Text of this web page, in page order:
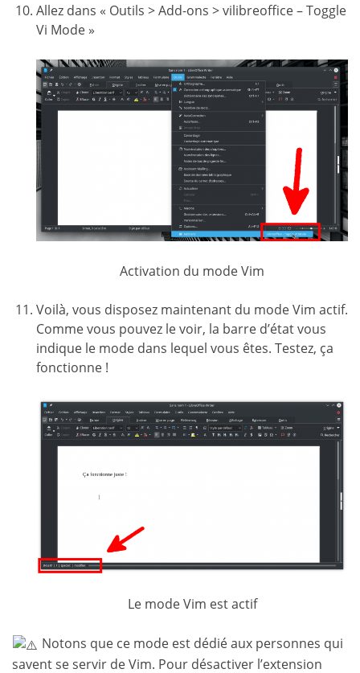
Allez dans « Outils > Add-ons > vilibreoffice – Toggle
Vi Mode »
Activation du mode Vim
Voilà, vous disposez maintenant du mode Vim actif.
Comme vous pouvez le voir, la barre d’état vous
indique le mode dans lequel vous êtes. Testez, ça
fonctionne !
Le mode Vim est actif
Notons que ce mode est dédié aux personnes qui
savent se servir de Vim. Pour désactiver l’extension